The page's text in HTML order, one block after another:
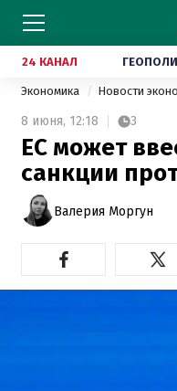
24 КАНАЛ
Экономика Новости
8 июня, 12:18 3
ЕС может
санкции
Валерия Моргун